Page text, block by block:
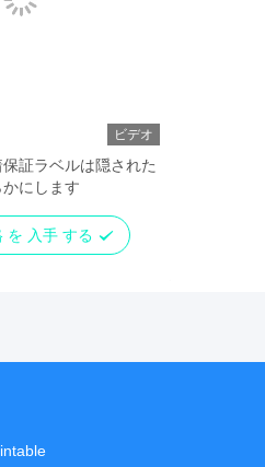
ビデオ
証ラベルは隠された
かにします
を 入手 する